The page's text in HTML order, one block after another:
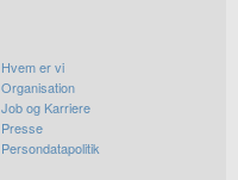
Hvem er vi
Organisation
Job og Karriere
Presse
Persondatapolitik